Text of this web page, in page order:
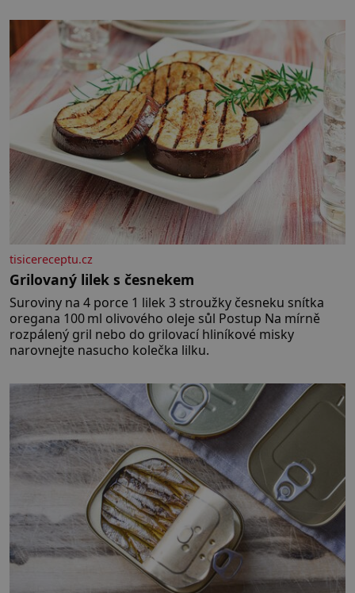
a prosperující židovské komunity. Brněnská Velká
synagoga byla slavnostně otevřena v roce
tisicereceptu.cz
Grilovaný lilek s česnekem
Suroviny na 4 porce 1 lilek 3 stroužky česneku snítka
oregana 100 ml olivového oleje sůl Postup Na mírně
rozpálený gril nebo do grilovací hliníkové misky
narovnejte nasucho kolečka lilku.